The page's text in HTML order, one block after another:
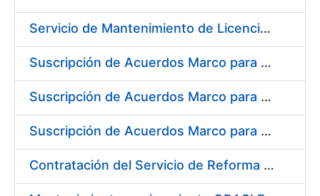
Servicio de Mantenimiento de Licencias Liferay
Suscripción de Acuerdos Marco para el Suministro de Material de Filtración
Suscripción de Acuerdos Marco para el Suministro de Material de Fontanería y Aire Acondicionado
Suscripción de Acuerdos Marco para el Suministro de Material de Neumática
Contratación del Servicio de Reforma de la Embocadura, Limpieza, Pintado y Numerado de Contenedores para Moneda de la FNMT-RCM